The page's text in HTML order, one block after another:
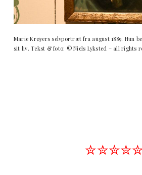
Marie Krøyers selvportræt fra august 1889. Hun
sit liv. Tekst & foto: © Niels Lyksted – all rights